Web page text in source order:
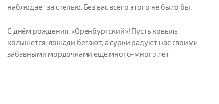
наблюдает за степью. Без вас всего этого не было бы.
С днём рождения, «Оренбургский»! Пусть ковыль
колышется, лошади бегают, а сурки радуют нас своими
забавными мордочками ещё много-много лет